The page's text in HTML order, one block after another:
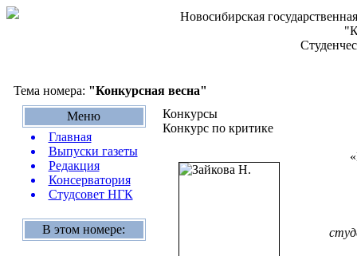
Новосибирская
Тема номера: "Конкурсная весна"
Меню
Главная
Выпуски газеты
Редакция
Консерватория
Студсовет НГК
В этом номере:
Конкурсы
Конкурс по критике